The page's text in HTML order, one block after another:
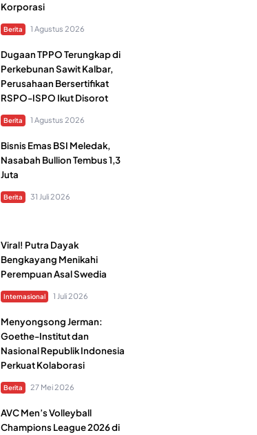
Korporasi
Berita 1 Agustus 2026
Dugaan TPPO Terungkap di
Perkebunan Sawit Kalbar,
Perusahaan Bersertifikat
RSPO-ISPO Ikut Disorot
Berita 1 Agustus 2026
Bisnis Emas BSI Meledak,
Nasabah Bullion Tembus 1,3
Juta
Berita 31 Juli 2026
Viral! Putra Dayak
Bengkayang Menikahi
Perempuan Asal Swedia
Internasional 1 Juli 2026
Menyongsong Jerman:
Goethe-Institut dan
Nasional Republik Indonesia
Perkuat Kolaborasi
Berita 27 Mei 2026
AVC Men’s Volleyball
Champions League 2026 di